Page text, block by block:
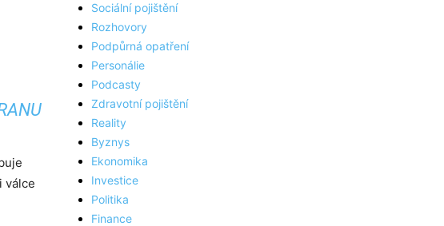
válce
Sociální pojištění
Rozhovory
Podpůrná opatření
Personálie
Podcasty
Zdravotní pojištění
Reality
Byznys
Ekonomika
Investice
Politika
Finance